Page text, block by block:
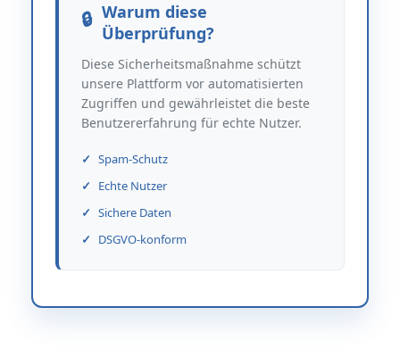
Warum diese
Überprüfung?
Diese Sicherheitsmaßnahme schützt
unsere Plattform vor automatisierten
Zugriffen und gewährleistet die beste
Benutzererfahrung für echte Nutzer.
Spam-Schutz
Echte Nutzer
Sichere Daten
DSGVO-konform